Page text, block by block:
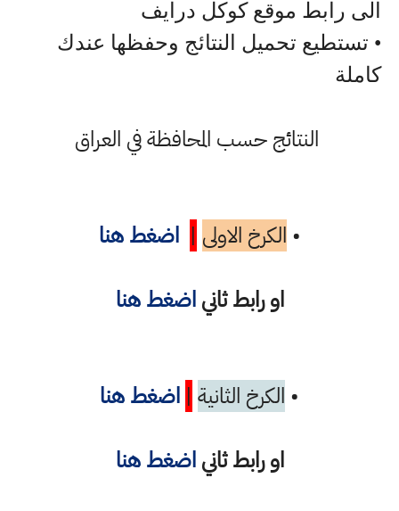
الى رابط موقع كوكل درايف
• تستطيع تحميل النتائج وحفظها عندك
كاملة
النتائج حسب المحافظة في العراق
• الكرخ الاولى | اضغط هنا
او رابط ثانياضغط هنا
• الكرخ الثانية | اضغط هنا
او رابط ثاني اضغط هنا